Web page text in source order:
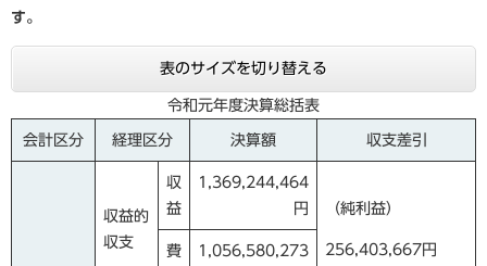
す。
表のサイズを切り替える
令和元年度決算総括表
会計区分 経理区分 決算額 収支差引
収益的
収支
収
益
1,369,244,464
円
（純利益）
256,403,667円
費
1,056,580,273